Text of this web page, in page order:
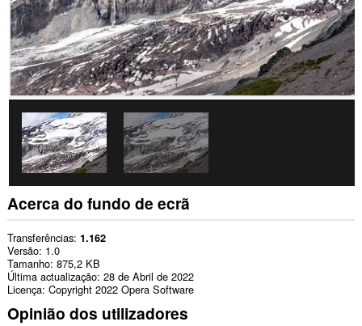
Acerca do fundo de ecrã
Transferências 1.162
Versão 1.0
Tamanho 875,2 KB
Última actualização 28 de Abril de 2022
Licença Copyright 2022 Opera Software
Opinião dos utilizadores